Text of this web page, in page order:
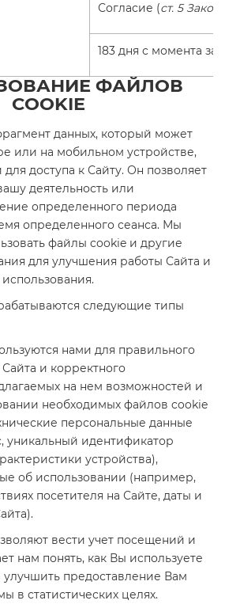
Согласие (ст. 5
183 дня с момента
ФАЙЛОВ
COOKIE
данных, который может
или на мобильном устройстве,
доступа к Сайту. Он позволяет
деятельность или
определенного периода
определенного сеанса. Мы
файлы cookie и другие
для улучшения работы Сайта и
следующие типы
нами для правильного
и корректного
на нем возможностей и
необходимых файлов cookie
персональные данные
уникальный идентификатор
устройства),
об использовании (например,
посетителя на Сайте, даты и
вести учет посещений и
нам понять, как Вы используете
улучшить предоставление Вам
в статистических целях.